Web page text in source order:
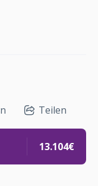
Teilen
13.104€